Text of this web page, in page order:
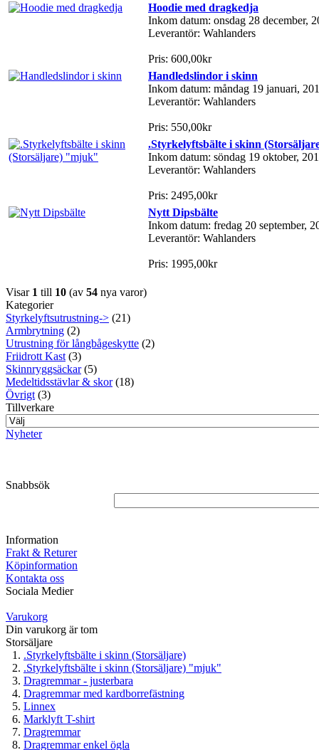
Hoodie med dragkedja
Inkom datum: onsdag 28 december,
Leverantör: Wahlanders
Pris: 600,00kr
Handledslindor i skinn
Inkom datum: måndag 19 januari,
Leverantör: Wahlanders
Pris: 550,00kr
.Styrkelyftsbälte i skinn
Inkom datum: söndag 19 oktober,
Leverantör: Wahlanders
Pris: 2495,00kr
Nytt Dipsbälte
Inkom datum: fredag 20 september,
Leverantör: Wahlanders
Pris: 1995,00kr
Visar 1 till 10 (av 54 nya varor)
Kategorier
Styrkelyftsutrustning-> (21)
Armbrytning (2)
Utrustning för långbågeskytte (2)
Friidrott Kast (3)
Skinnryggsäckar(5)
Medeltidsstävlar & skor(18)
Övrigt (3)
Tillverkare
Nyheter
Snabbsök
Information
Frakt & Returer
Köpinformation
Kontakta oss
Sociala Medier
Varukorg
Din varukorg är tom
Storsäljare
.Styrkelyftsbälte i skinn (Storsäljare)
.Styrkelyftsbälte i skinn (Storsäljare) "mjuk"
Dragremmar - justerbara
Dragremmar med kardborrefästning
Linnex
Marklyft T-shirt
Dragremmar
Dragremmar enkel ögla